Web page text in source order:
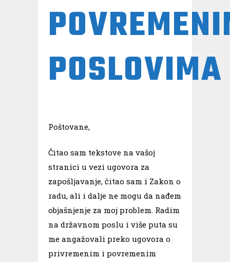
POSLOVIMA
Poštovane,
Čitao sam tekstove na vašoj
stranici u vezi ugovora za
zapošljavanje, čitao sam i Zakon o
radu, ali i dalje ne mogu da nađem
objašnjenje za moj problem. Radim
na državnom poslu i više puta su
me angažovali preko ugovora o
privremenim i povremenim